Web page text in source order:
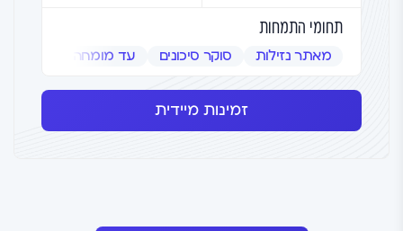
תחומי התמחות
מאתר נזילות סוקר סיכונים עד מומחה
זמינות מיידית